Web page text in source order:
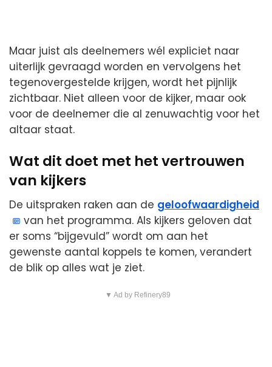
Maar juist als deelnemers wél expliciet naar
uiterlijk gevraagd worden en vervolgens het
tegenovergestelde krijgen, wordt het pijnlijk
zichtbaar. Niet alleen voor de kijker, maar ook
voor de deelnemer die al zenuwachtig voor het
altaar staat.
Wat dit doet met het vertrouwen
van kijkers
De uitspraken raken aan de geloofwaardigheid
van het programma. Als kijkers geloven dat
er soms “bijgevuld” wordt om aan het
gewenste aantal koppels te komen, verandert
de blik op alles wat je ziet.
▼ Ad by Refinery89